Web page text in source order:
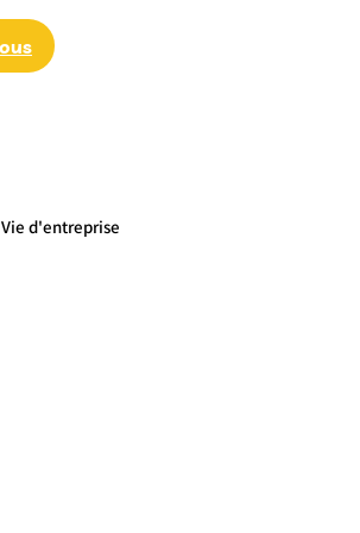
Vie d'entreprise